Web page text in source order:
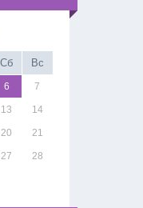
Сб Вс
6 7
13 14
20 21
27 28